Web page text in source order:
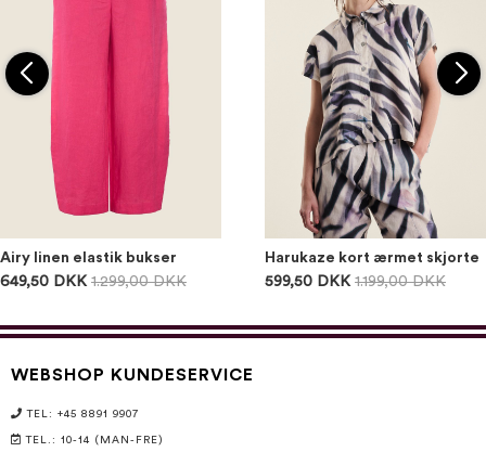
Airy linen elastik bukser
649,50 DKK 1.299,00 DKK
Harukaze kort ærmet skjorte
599,50 DKK 1.199,00 DKK
WEBSHOP KUNDESERVICE
TEL: +45 8891 9907
TEL.: 10-14 (MAN-FRE)